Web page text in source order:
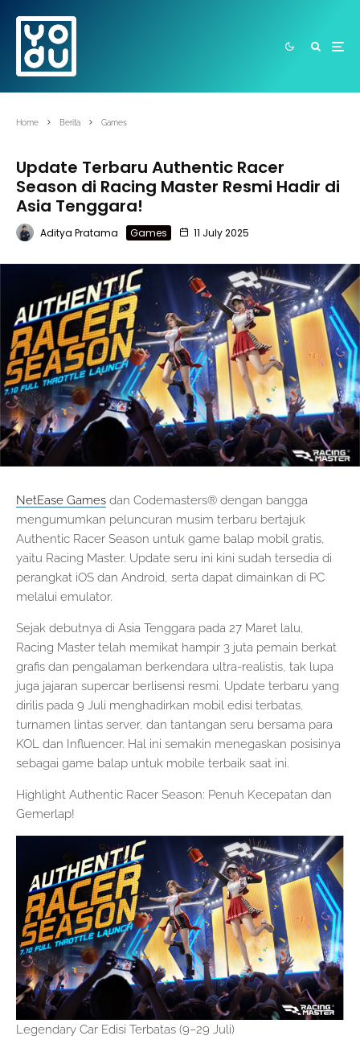
Home Berita Games
Update Terbaru Authentic Racer
Season di Racing Master Resmi Hadir di
Asia Tenggara!
Aditya Pratama Games 11 July 2025
NetEase Games dan Codemasters® dengan bangga
mengumumkan peluncuran musim terbaru bertajuk
Authentic Racer Season untuk game balap mobil gratis,
yaitu Racing Master. Update seru ini kini sudah tersedia di
perangkat iOS dan Android, serta dapat dimainkan di PC
melalui emulator.
Sejak debutnya di Asia Tenggara pada 27 Maret lalu,
Racing Master telah memikat hampir 3 juta pemain berkat
grafis dan pengalaman berkendara ultra-realistis, tak lupa
juga jajaran supercar berlisensi resmi. Update terbaru yang
dirilis pada 9 Juli menghadirkan mobil edisi terbatas,
turnamen lintas server, dan tantangan seru bersama para
KOL dan Influencer. Hal ini semakin menegaskan posisinya
sebagai game balap untuk mobile terbaik saat ini.
Highlight Authentic Racer Season: Penuh Kecepatan dan
Gemerlap!
Legendary Car Edisi Terbatas (9–29 Juli)